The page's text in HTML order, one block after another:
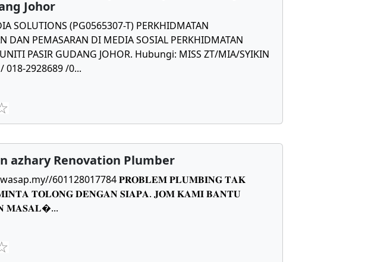
Johor
SOLUTIONS (PG0565307-T) PERKHIDMATAN
DAN PEMASARAN DI MEDIA SOSIAL PERKHIDMATAN
PASIR GUDANG JOHOR. Hubungi: MISS ZT/MIA/SYIKIN
018-2928689 /0...
azhary Renovation Plumber
601128017784 𝐏𝐑𝐎𝐁𝐋𝐄𝐌 𝐏𝐋𝐔𝐌𝐁𝐈𝐍𝐆 𝐓𝐀𝐊
𝐓𝐎𝐋𝐎𝐍𝐆 𝐃𝐄𝐍𝐆𝐀𝐍 𝐒𝐈𝐀𝐏𝐀. 𝐉𝐎𝐌 𝐊𝐀𝐌𝐈 𝐁𝐀𝐍𝐓𝐔
𝐌𝐀𝐒𝐀𝐋...